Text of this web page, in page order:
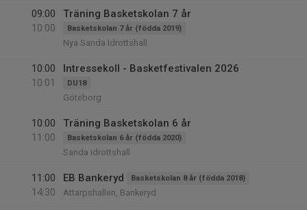
09:00
10:00
Träning Basketskolan 7 år
Basketskolan 7 år (födda 2019)
Nya Sanda Idrottshall
10:00
10:01
Intressekoll - Basketfestivalen 2026
DU18
Göteborg
10:00
11:00
Träning Basketskolan 6 år
Basketskolan 6 år (födda 2020)
Sanda idrottshall
11:00
14:30
EB Bankeryd Basketskolan 8 år (födda 2018)
Attarpshallen, Bankeryd